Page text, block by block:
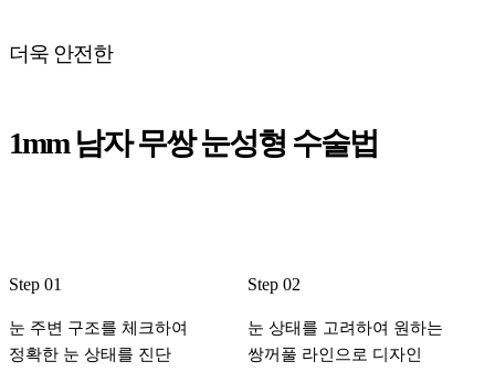
더욱 안전한
1mm 남자 무쌍 눈성형 수술법
Step 01
눈 주변 구조를 체크하여
정확한 눈 상태를 진단
Step 02
눈 상태를 고려하여 원하는
쌍꺼풀 라인으로 디자인